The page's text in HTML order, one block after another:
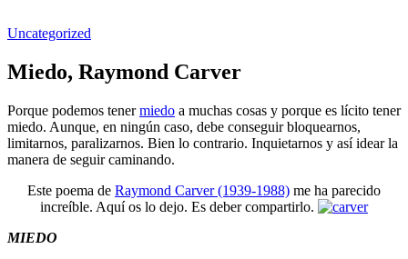
Uncategorized
Miedo, Raymond Carver
Porque podemos tenermiedo a muchas cosas y porque es lícito tener
miedo. Aunque, en ningún caso, debe conseguir bloquearnos,
limitarnos, paralizarnos. Bien lo contrario. Inquietarnos y así idear la
manera de seguir caminando.
Este poema de Raymond Carver (1939-1988) me ha parecido
increíble. Aquí os lo dejo. Es deber compartirlo.
MIEDO